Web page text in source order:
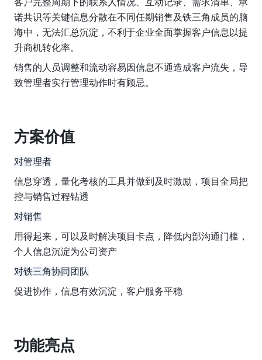
客户完整周期下的联系人情况、互动记录、需求清单、承
诺共识等关键信息分散在不同任期销售及铁三角成员的脑
海中，无法汇总沉淀，不利于企业全面掌握客户信息以提
升商机转化率。
销售的人员调整和流动容易因信息不通造成客户流失，导
致管理者实行管理动作时有顾忌。
方案价值
对管理者
信息穿透，量化考核的工具并做到及时激励，项目全局把
控与销售过程钻透
对销售
用得起来，可以及时解决项目卡点，降低内部沟通门槛，
个人信息沉淀为公司资产
对铁三角协同团队
促进协作，信息有效沉淀，客户服务平稳
功能亮点